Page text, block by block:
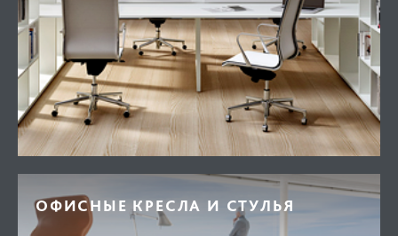
ОФИСНЫЕ КРЕСЛА И СТУЛЬЯ